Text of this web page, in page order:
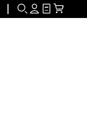
Recherche
Accédez
ListePetit